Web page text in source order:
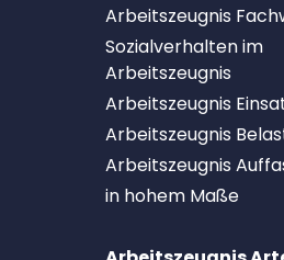
Arbeitszeugnis
Sozialverhalten im
Arbeitszeugnis
Arbeitszeugnis
Arbeitszeugnis
Arbeitszeugnis
in hohem Maße